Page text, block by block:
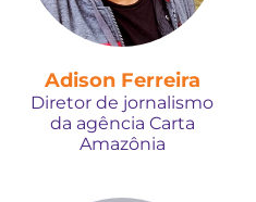
Adison Ferreira
Diretor de jornalismo
da agência Carta
Amazônia